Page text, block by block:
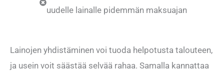
uudelle lainalle pidemmän maksuajan
Lainojen yhdistäminen voi tuoda helpotusta talouteen,
ja usein voit säästää selvää rahaa. Samalla kannattaa